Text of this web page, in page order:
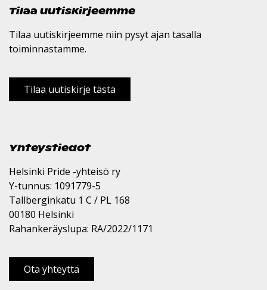
Tilaa uutiskirjeemme
Tilaa uutiskirjeemme niin pysyt ajan tasalla
toiminnastamme.
Tilaa uutiskirje tästä
Yhteystiedot
Helsinki Pride -yhteisö ry
Y-tunnus: 1091779-5
Tallberginkatu 1 C / PL 168
00180 Helsinki
Rahankeräyslupa: RA/2022/1171
Ota yhteyttä